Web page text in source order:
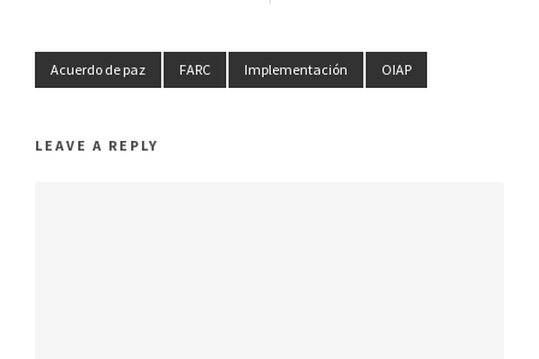
Acuerdo de paz FARC Implementación OIAP
LEAVE A REPLY